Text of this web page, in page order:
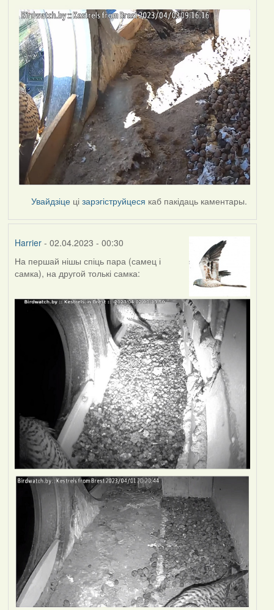
Увайдзіце цізарэгіструйцеся каб пакідаць каментары.
Harrier- 02.04.2023 - 00:30
На першай нішы спіць пара (самец і
самка), на другой толькі самка: